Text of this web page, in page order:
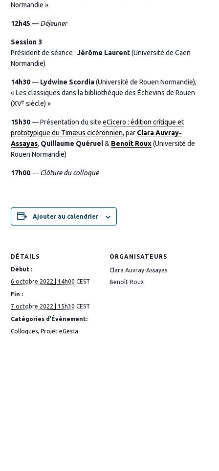
Normandie »
12h45 — Déjeuner
Session 3
Président de séance :Jérôme Laurent(Université de Caen
Normandie)
14h30— Lydwine Scordia(Université de Rouen Normandie),
« Les classiques dans la bibliothèque des Échevins de Rouen
(XVe siècle) »
15h30— Présentation du siteeCicero : édition critique et
prototypique du Timæus cicéronnien, par Clara Auvray-
Assayas, Quillaume Quéruel& Benoît Roux(Université de
Rouen Normandie)
17h00— Clôture du colloque
Ajouter au calendrier
DÉTAILS
Début :
6 octobre 2022 | 14h00CEST
Fin :
7 octobre 2022 | 15h30CEST
Catégories d’Évènement:
Colloques,Projet eGesta
ORGANISATEURS
Clara Auvray-Assayas
Benoît Roux